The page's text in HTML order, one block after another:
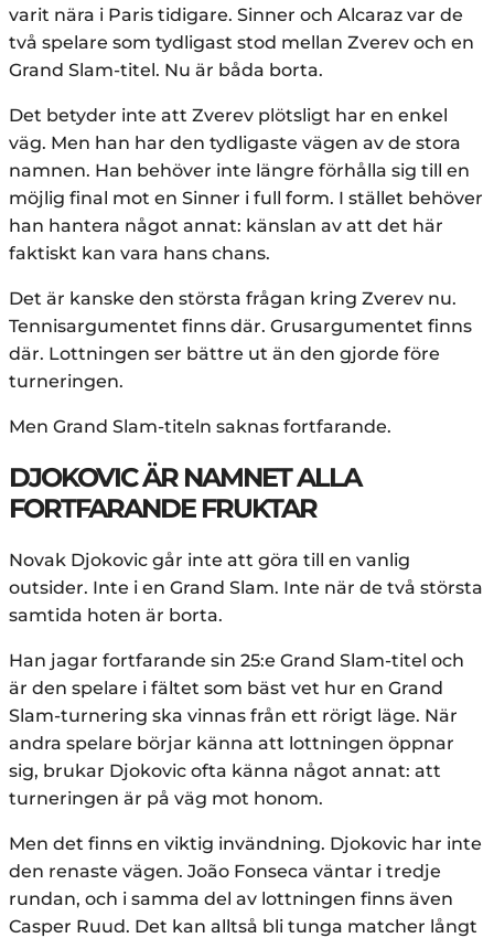
varit nära i Paris tidigare. Sinner och Alcaraz var de
två spelare som tydligast stod mellan Zverev och en
Grand Slam-titel. Nu är båda borta.
Det betyder inte att Zverev plötsligt har en enkel
väg. Men han har den tydligaste vägen av de stora
namnen. Han behöver inte längre förhålla sig till en
möjlig final mot en Sinner i full form. I stället behöver
han hantera något annat: känslan av att det här
faktiskt kan vara hans chans.
Det är kanske den största frågan kring Zverev nu.
Tennisargumentet finns där. Grusargumentet finns
där. Lottningen ser bättre ut än den gjorde före
turneringen.
Men Grand Slam-titeln saknas fortfarande.
DJOKOVIC ÄR NAMNET ALLA
FORTFARANDE FRUKTAR
Novak Djokovic går inte att göra till en vanlig
outsider. Inte i en Grand Slam. Inte när de två största
samtida hoten är borta.
Han jagar fortfarande sin 25:e Grand Slam-titel och
är den spelare i fältet som bäst vet hur en Grand
Slam-turnering ska vinnas från ett rörigt läge. När
andra spelare börjar känna att lottningen öppnar
sig, brukar Djokovic ofta känna något annat: att
turneringen är på väg mot honom.
Men det finns en viktig invändning. Djokovic har inte
den renaste vägen. João Fonseca väntar i tredje
rundan, och i samma del av lottningen finns även
Casper Ruud. Det kan alltså bli tunga matcher långt